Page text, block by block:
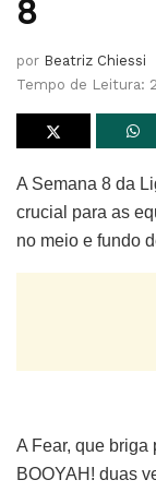
8
por Beatriz Chiessi
Tempo de Leitura:
A Semana 8 da
crucial para as
no meio e fundo
A Fear, que briga
BOOYAH! duas